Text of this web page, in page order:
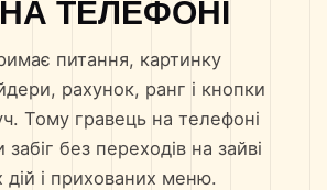
ТЕЛЕФОНІ
питання, картинку
рахунок, ранг і кнопки
Тому гравець на телефоні
без переходів на зайві
дій і прихованих меню.